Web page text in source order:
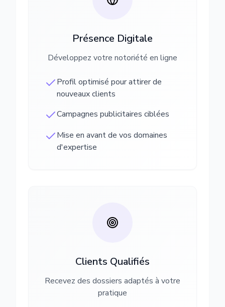
Présence Digitale
Développez votre notoriété en ligne
Profil optimisé pour attirer de
nouveaux clients
Campagnes publicitaires ciblées
Mise en avant de vos domaines
d'expertise
Clients Qualifiés
Recevez des dossiers adaptés à votre
pratique